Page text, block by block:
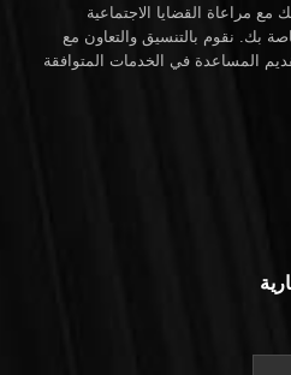
مع مراعاة القضايا الاجتماعية
بك. نقوم بالتنسيق والتعاون مع
المساعدة في الخدمات المتوافقة